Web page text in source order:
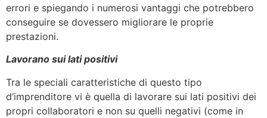
errori e spiegando i numerosi vantaggi che potrebbero
conseguire se dovessero migliorare le proprie
prestazioni.
Lavorano sui lati positivi
Tra le speciali caratteristiche di questo tipo
d’imprenditore vi è quella di lavorare sui lati positivi dei
propri collaboratori e non su quelli negativi (come in